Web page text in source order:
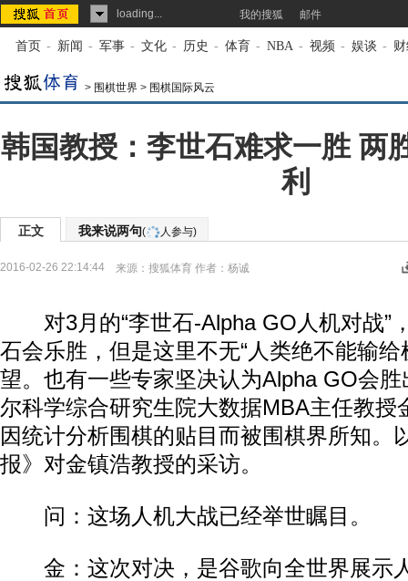
loading... 我的搜狐 邮件
首页 - 新闻 - 军事 - 文化 - 历史 - 体育 - NBA - 视频 - 娱谈 -
> 围棋世界 > 围棋国际风云
韩国教授：李世石难求一胜 两
利
正文 我来说两句( 人参与)
2016-02-26 22:14:44 来源： 搜狐体育 作者：杨诚
对3月的“李世石-Alpha GO人机对战”
石会乐胜，但是这里不无“人类绝不能输给
望。也有一些专家坚决认为Alpha GO会
尔科学综合研究生院大数据MBA主任教授
因统计分析围棋的贴目而被围棋界所知。
报》对金镇浩教授的采访。
问：这场人机大战已经举世瞩目。
金：这次对决，是谷歌向全世界展示